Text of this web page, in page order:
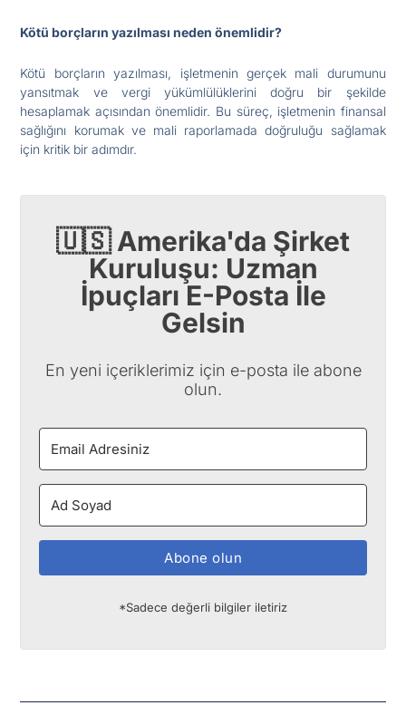
Kötü borçların yazılması neden önemlidir?
Kötü borçların yazılması, işletmenin gerçek mali durumunu
yansıtmak ve vergi yükümlülüklerini doğru bir şekilde
hesaplamak açısından önemlidir. Bu süreç, işletmenin finansal
sağlığını korumak ve mali raporlamada doğruluğu sağlamak
için kritik bir adımdır.
🇺🇸 Amerika'da Şirket
Kuruluşu: Uzman
İpuçları E-Posta İle
Gelsin
En yeni içeriklerimiz için e-posta ile abone
olun.
Abone olun
*Sadece değerli bilgiler iletiriz